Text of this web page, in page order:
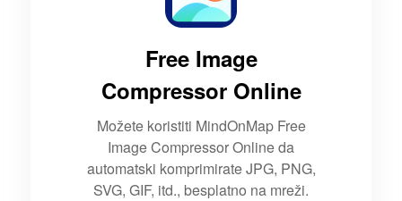
Free Image
Compressor Online
Možete koristiti MindOnMap Free
Image Compressor Online da
automatski komprimirate JPG, PNG,
SVG, GIF, itd., besplatno na mreži.